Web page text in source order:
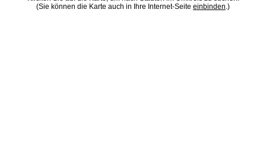
(Sie können die Karte auch in Ihre Internet-Seite einbinden.)